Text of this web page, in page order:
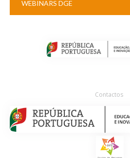
WEBINARS DGE
Contactos